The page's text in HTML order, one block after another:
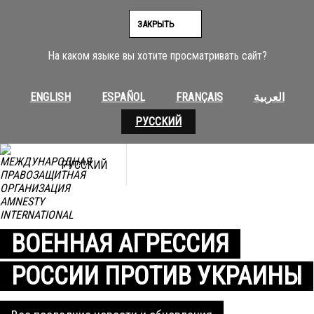
На каком языке вы хотите просматривать сайт?
ENGLISH ESPAÑOL FRANÇAIS
العربية
РУССКИЙ
ЗАКРЫТЬ
РУССКИЙ
ВОЕННАЯ АГРЕССИЯ
РОССИИ ПРОТИВ УКРАИНЫ